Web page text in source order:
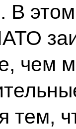
чем
тем,